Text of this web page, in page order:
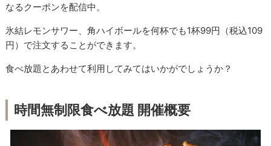
なるクーポンを配信中。
氷結レモンサワー、角ハイボールを何杯でも1杯99円（税込109
円）で注文することができます。
食べ放題とあわせて利用してみてはいかがでしょうか？
時間無制限食べ放題 開催概要